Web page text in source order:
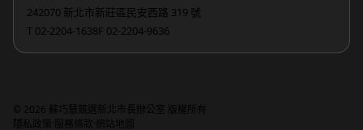
242070 新北市新莊區民安西路 319 號
T 02-2204-1638F 02-2204-9636
© 2026 蘇巧慧競選新北市長辦公室 版權所有
隱私政策 · 服務條款 · 網站地圖